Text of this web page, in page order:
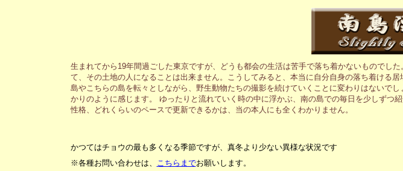
生まれてから19年間過ごした東京ですが、どうも都会の生活は苦手で落ち着かないものでし
て、その土地の人になることは出来ません。こうしてみると、本当に自分自身の落ち着ける
島やこちらの島を転々としながら、野生動物たちの撮影を続けていくことに変わりはないで
かりのように感じます。 ゆったりと流れていく時の中に浮かぶ、南の島での毎日を少しず
性格、どれくらいのペースで更新できるかは、当の本人にも全くわかりません。
かつてはチョウの最も多くなる季節ですが、真冬より少ない異様な状況です
※各種お問い合わせは、 こちらまでお願いします。